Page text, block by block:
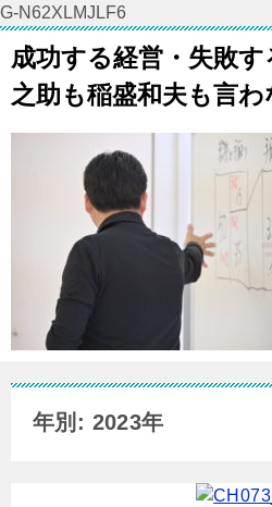
G-N62XLMJLF6
成功する経営・失敗
之助も稲盛和夫も言
年別: 2023年